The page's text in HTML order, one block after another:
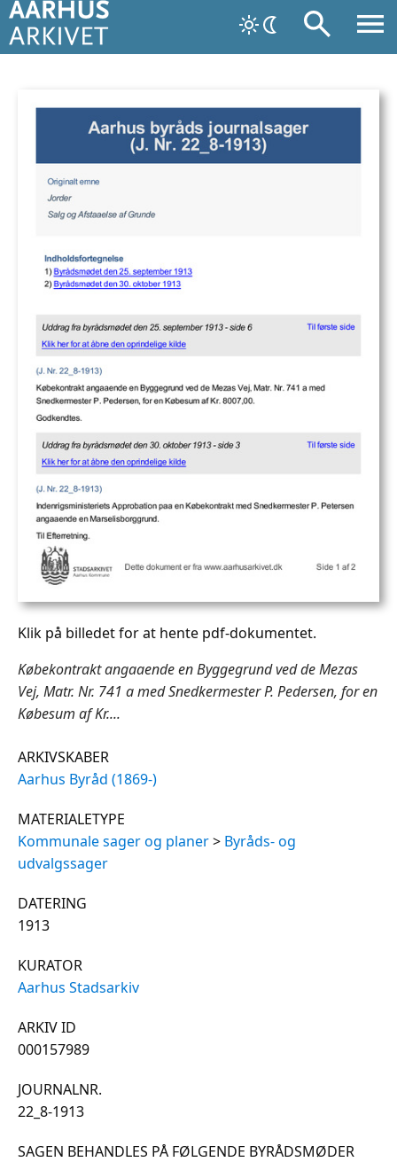
Klik på billedet for at hente pdf-dokumentet.
Købekontrakt angaaende en Byggegrund ved de Mezas
Vej, Matr. Nr. 741 a med Snedkermester P. Pedersen, for en
Købesum af Kr....
ARKIVSKABER
Aarhus Byråd (1869-)
MATERIALETYPE
Kommunale sager og planer> Byråds- og
udvalgssager
DATERING
1913
KURATOR
Aarhus Stadsarkiv
ARKIV ID
000157989
JOURNALNR.
22_8-1913
SAGEN BEHANDLES PÅ FØLGENDE BYRÅDSMØDER